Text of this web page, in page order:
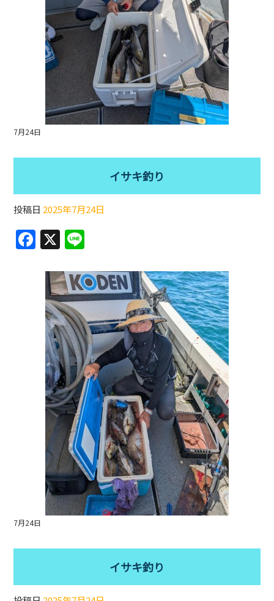
7月24日
イサキ釣り
投稿日 2025年7月24日
F
a
c
e
b
o
o
k
X
e
7月24日
イサキ釣り